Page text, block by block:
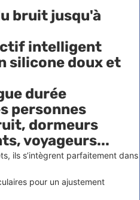
bruit jusqu'à
intelligent
silicone doux et
durée
personnes
dormeurs
voyageurs...
ils s’intègrent parfaitement dans
pour un ajustement